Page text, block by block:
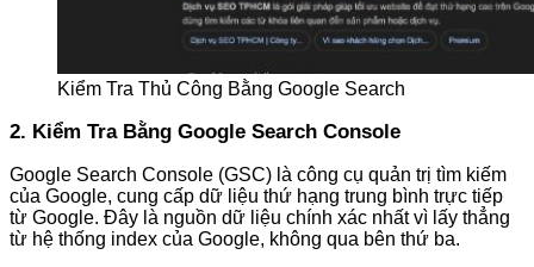
Kiểm Tra Thủ Công Bằng Google Search
2. Kiểm Tra Bằng Google Search Console
Google Search Console (GSC) là công cụ quản trị tìm kiếm
của Google, cung cấp dữ liệu thứ hạng trung bình trực tiếp
từ Google. Đây là nguồn dữ liệu chính xác nhất vì lấy thẳng
từ hệ thống index của Google, không qua bên thứ ba.